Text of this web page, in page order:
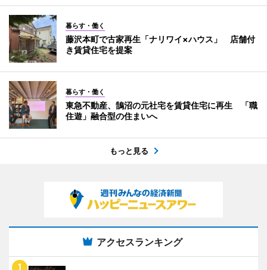
暮らす・働く
藤沢本町で古家再生「ナリワイ×ハウス」 店舗付
き賃貸住宅を提案
暮らす・働く
東急不動産、鵠沼の元社宅を賃貸住宅に再生 「職
住遊」融合型の住まいへ
もっと見る
アクセスランキング